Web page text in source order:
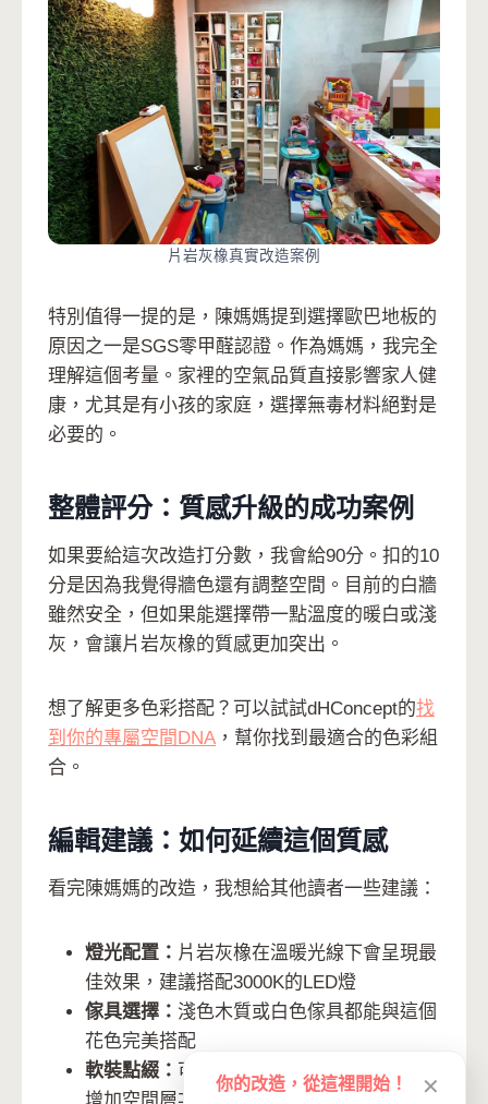
片岩灰橡真實改造案例
特別值得一提的是，陳媽媽提到選擇歐巴地板的
原因之一是SGS零甲醛認證。作為媽媽，我完全
理解這個考量。家裡的空氣品質直接影響家人健
康，尤其是有小孩的家庭，選擇無毒材料絕對是
必要的。
整體評分：質感升級的成功案例
如果要給這次改造打分數，我會給90分。扣的10
分是因為我覺得牆色還有調整空間。目前的白牆
雖然安全，但如果能選擇帶一點溫度的暖白或淺
灰，會讓片岩灰橡的質感更加突出。
想了解更多色彩搭配？可以試試dHConcept的找
到你的專屬空間DNA ，幫你找到最適合的色彩組
合。
編輯建議：如何延續這個質感
看完陳媽媽的改造，我想給其他讀者一些建議：
燈光配置： 片岩灰橡在溫暖光線下會呈現最
佳效果，建議搭配3000K的LED燈
傢具選擇： 淺色木質或白色傢具都能與這個
花色完美搭配
軟裝點綴： 可以加入一些深色抱枕或綠植，
你的改造，從這裡開始！ ✕